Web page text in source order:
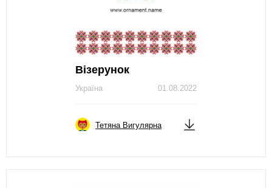
Візерунок
01.08.2022
Україна
Тетяна Вигулярна